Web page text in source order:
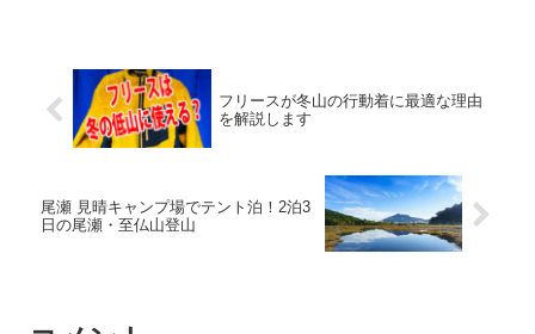
フリースが冬山の行動着に最適な理由
を解説します
尾瀬 見晴キャンプ場でテント泊！2泊3
日の尾瀬・至仏山登山